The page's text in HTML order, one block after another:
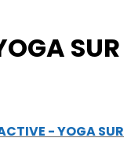
SUR
- YOGA SUR